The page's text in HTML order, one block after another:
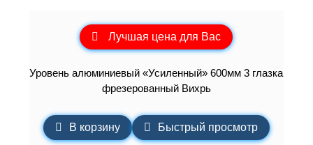
Лучшая цена для Вас
Уровень алюминиевый «Усиленный» 600мм 3 глазка
фрезерованный Вихрь
В корзину Быстрый просмотр